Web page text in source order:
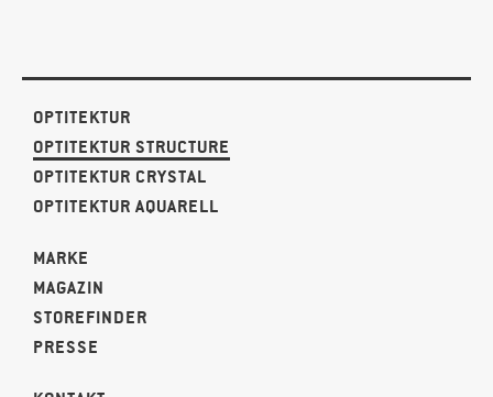
OPTITEKTUR
OPTITEKTUR STRUCTURE
OPTITEKTUR CRYSTAL
OPTITEKTUR AQUARELL
MARKE
MAGAZIN
STOREFINDER
PRESSE